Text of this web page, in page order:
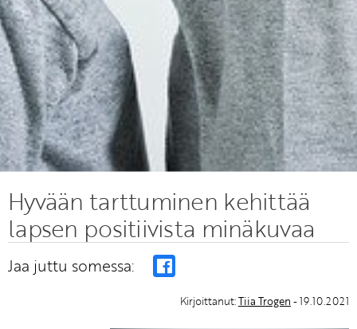
Hyvään tarttuminen kehittää
lapsen positiivista minäkuvaa
Jaa juttu somessa:
Kirjoittanut:Tiia Trogen - 19.10.2021